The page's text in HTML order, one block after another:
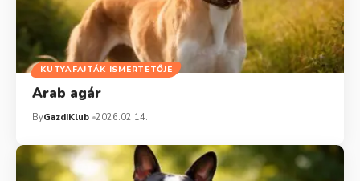
KUTYAFAJTÁK ISMERTETŐJE
Arab agár
ByGazdiKlub 2026.02.14.